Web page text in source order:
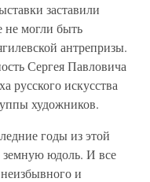
заставили
не могли быть
антрепризы.
Сергея Павловича
русского искусства
художников.
годы из этой
юдоль. И все
и